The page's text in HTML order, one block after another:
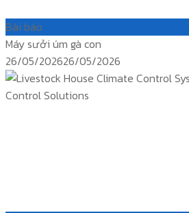
Bài báo
Máy sưởi úm gà con
Posted
on
26/05/202626/05/2026